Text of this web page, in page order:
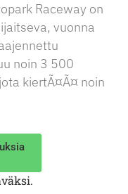
Raceway on
vuonna
noin 3 500
kiertÃ¤Ã¤ noin